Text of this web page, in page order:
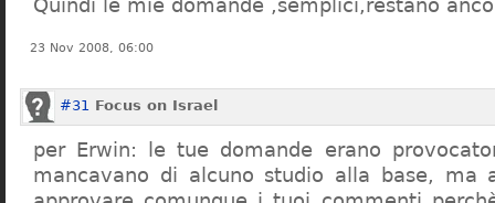
Quindi le mie domande ,semplici,restano
23 Nov 2008, 06:00
#31 Focus on Israel
per Erwin: le tue domande erano
mancavano di alcuno studio alla base, ma